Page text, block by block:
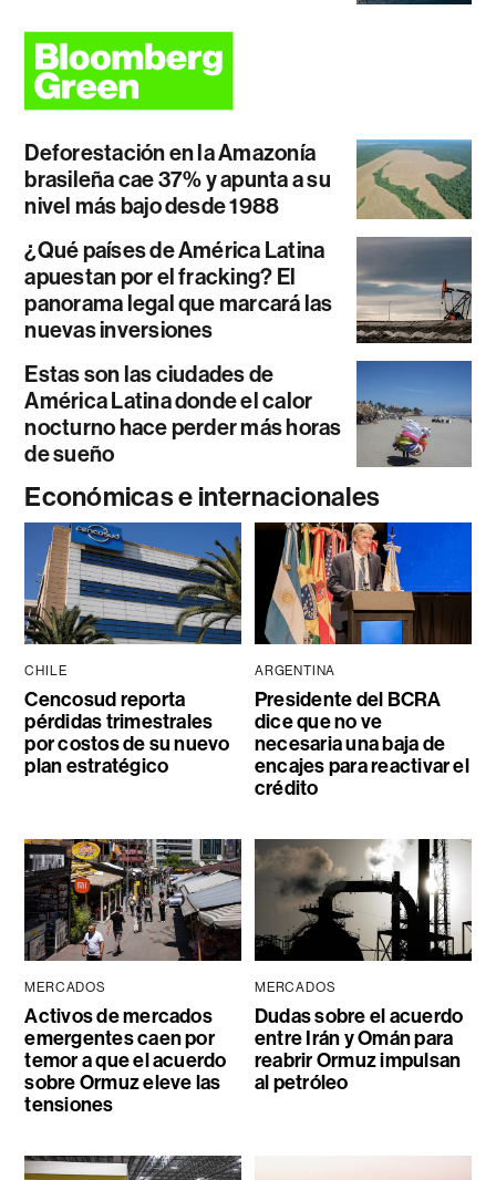
Deforestación en la Amazonía
brasileña cae 37% y apunta a su
nivel más bajo desde 1988
¿Qué países de América Latina
apuestan por el fracking? El
panorama legal que marcará las
nuevas inversiones
Estas son las ciudades de
América Latina donde el calor
nocturno hace perder más horas
de sueño
Económicas e internacionales
CHILE
Cencosud reporta
pérdidas trimestrales
por costos de su nuevo
plan estratégico
ARGENTINA
Presidente del BCRA
dice que no ve
necesaria una baja de
encajes para reactivar el
crédito
MERCADOS
Activos de mercados
emergentes caen por
temor a que el acuerdo
sobre Ormuz eleve las
tensiones
MERCADOS
Dudas sobre el acuerdo
entre Irán y Omán para
reabrir Ormuz impulsan
al petróleo